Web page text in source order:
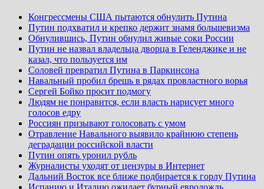
Конгрессмены США пытаются обнулить Путина
Путин подхватил и крепко держит знамя большевизма
Обнулившись, Путин обнулил живые соки России
Путин не назвал владельца дворца в Геленджике и не
казал, что пользуется им
Соловей превратил Путина в Паркинсона
Навальный пробил брешь в рядах провластного ворья
Сергей Бойко просит подмогу
Людям не понравится, если власть нарисует много
голосов едру
Россиян призывают голосовать с умом
Отравление Навального выявило крайнюю степень
деградации российской власти
Путин опять уронил рубль
Журналисты уходят от цензуры в Интернет
Дальний Восток все ближе подбирается к горлу Путина